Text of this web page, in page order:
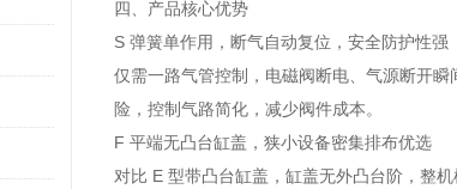
四、产品核心优势
S 弹簧单作用，断气自动复位，安全防护性强
仅需一路气管控制，电磁阀断电、气源断开
险，控制气路简化，减少阀件成本。
F 平端无凸台缸盖，狭小设备密集排布优选
对比 E 型带凸台缸盖，缸盖无外凸台阶，整